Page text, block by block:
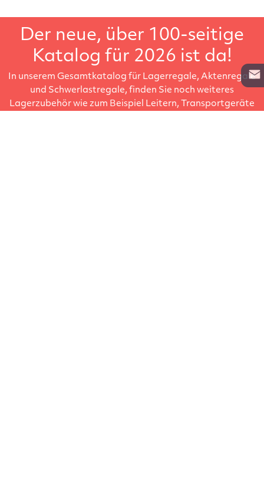
Der neue, über 100-seitige
Katalog für 2026 ist da!
In unserem Gesamtkatalog für Lagerregale, Aktenregale
und Schwerlastregale, finden Sie noch weiteres
Lagerzubehör wie zum Beispiel Leitern, Transportgeräte